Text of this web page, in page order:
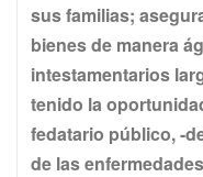
sus familias;
bienes de manera
intestamentarios
tenido la
fedatario público, -
de las